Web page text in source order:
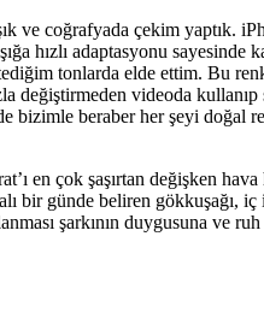
ve coğrafyada çekim yaptık.
hızlı adaptasyonu sayesinde
tonlarda elde ettim. Bu
değiştirmeden videoda kullanıp
bizimle beraber her şeyi doğal
en çok şaşırtan değişken
bir günde beliren gökkuşağı,
şarkının duygusuna ve